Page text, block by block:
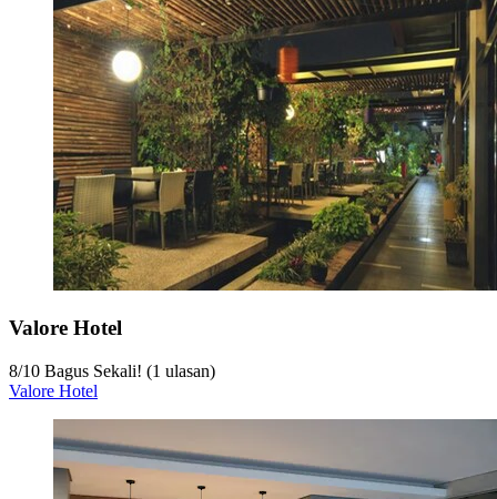
Valore Hotel
8/10 Bagus Sekali! (1 ulasan)
Valore Hotel